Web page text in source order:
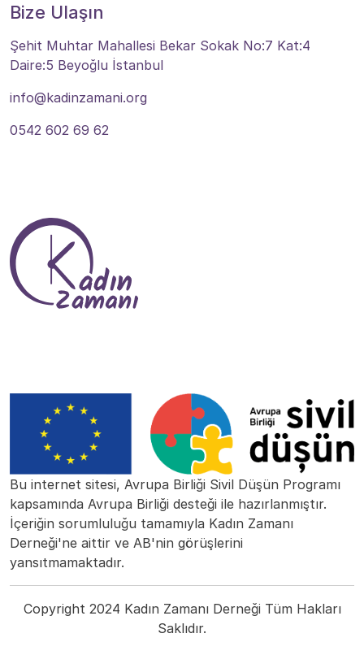
Bize Ulaşın
Şehit Muhtar Mahallesi Bekar Sokak No:7 Kat:4
Daire:5 Beyoğlu İstanbul
info@kadinzamani.org
0542 602 69 62
Bu internet sitesi, Avrupa Birliği Sivil Düşün Programı
kapsamında Avrupa Birliği desteği ile hazırlanmıştır.
İçeriğin sorumluluğu tamamıyla Kadın Zamanı
Derneği'ne aittir ve AB'nin görüşlerini
yansıtmamaktadır.
Copyright 2024 Kadın Zamanı Derneği Tüm Hakları
Saklıdır.